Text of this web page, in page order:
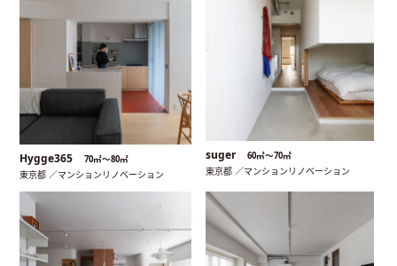
Hygge365 70㎡〜80㎡
東京都 ／マンションリノベーション
suger 60㎡〜70㎡
東京都 ／マンションリノベーション